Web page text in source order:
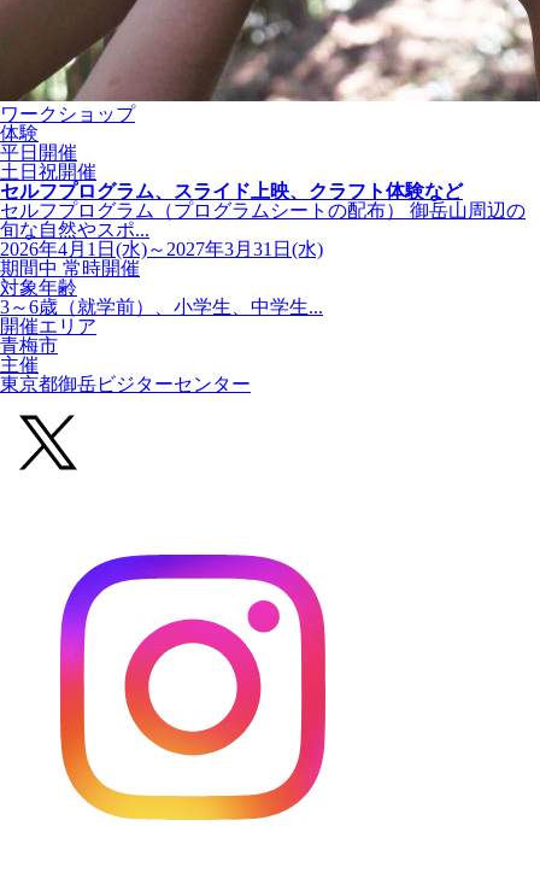
ワークショップ
体験
平日開催
土日祝開催
セルフプログラム、スライド上映、クラフト体験など
セルフプログラム（プログラムシートの配布） 御岳山周辺の
旬な自然やスポ...
2026年4月1日(水)～2027年3月31日(水)
期間中 常時開催
対象年齢
3～6歳（就学前）、小学生、中学生...
開催エリア
青梅市
主催
東京都御岳ビジターセンター